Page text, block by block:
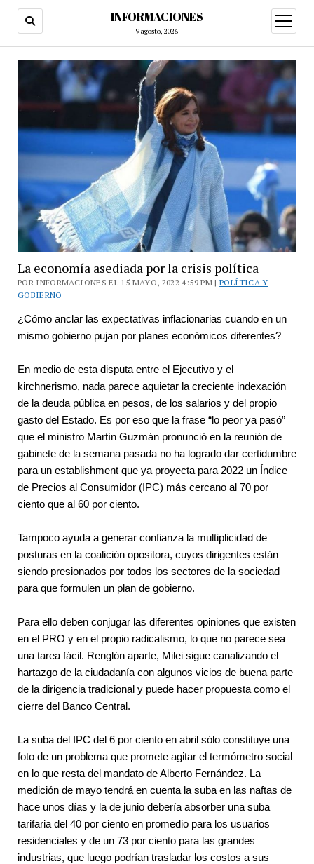
INFORMACIONES
9 agosto, 2026
abrir
menú
La economía asediada por la crisis política
POR INFORMACIONES EL 15 MAYO, 2022 4:59 PM |POLÍTICA Y
GOBIERNO
¿Cómo anclar las expectativas inflacionarias cuando en un
mismo gobierno pujan por planes económicos diferentes?
En medio de esta disputa entre el Ejecutivo y el
kirchnerismo, nada parece aquietar la creciente indexación
de la deuda pública en pesos, de los salarios y del propio
gasto del Estado. Es por eso que la frase “lo peor ya pasó”
que el ministro Martín Guzmán pronunció en la reunión de
gabinete de la semana pasada no ha logrado dar certidumbre
para un establishment que ya proyecta para 2022 un Índice
de Precios al Consumidor (IPC) más cercano al 70 por
ciento que al 60 por ciento.
Tampoco ayuda a generar confianza la multiplicidad de
posturas en la coalición opositora, cuyos dirigentes están
siendo presionados por todos los sectores de la sociedad
para que formulen un plan de gobierno.
Para ello deben conjugar las diferentes opiniones que existen
en el PRO y en el propio radicalismo, lo que no parece sea
una tarea fácil. Renglón aparte, Milei sigue canalizando el
hartazgo de la ciudadanía con algunos vicios de buena parte
de la dirigencia tradicional y puede hacer propuesta como el
cierre del Banco Central.
La suba del IPC del 6 por ciento en abril sólo constituye una
foto de un problema que promete agitar el termómetro social
en lo que resta del mandato de Alberto Fernández. La
medición de mayo tendrá en cuenta la suba en las naftas de
hace unos días y la de junio debería absorber una suba
tarifaria del 40 por ciento en promedio para los usuarios
residenciales y de un 73 por ciento para las grandes
industrias, que luego podrían trasladar los costos a sus